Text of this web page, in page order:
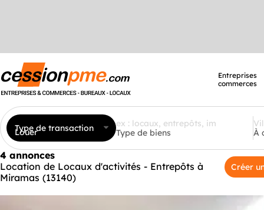
Entreprises
commerces
Type de transaction
Louer Type de biens À
4 annonces
Location de Locaux d'activités - Entrepôts à
Miramas (13140)
Créer